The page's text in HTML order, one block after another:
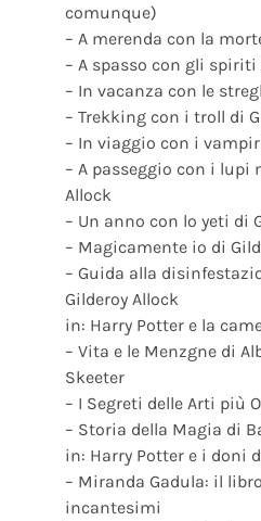
comunque)
– A merenda con la
– A spasso con gli spiriti
– In vacanza con le
– Trekking con i troll di
– In viaggio con i
– A passeggio con i lupi
Allock
– Un anno con lo yeti di
– Magicamente io di
– Guida alla
Gilderoy Allock
in: Harry Potter e la
– Vita e le Menzgne di
Skeeter
– I Segreti delle Arti più
– Storia della Magia di
in: Harry Potter e i doni
– Miranda Gadula: il
incantesimi